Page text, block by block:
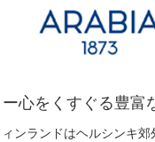
心をくすぐる豊富
ンランドはヘルシンキ郊